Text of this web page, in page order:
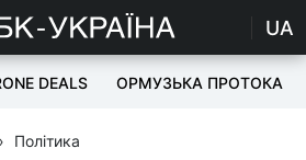
UA
DEALS ОРМУЗЬКА ПРОТОКА
Політика